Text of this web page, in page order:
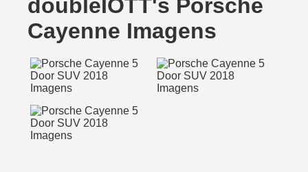
doubleIOTT's Porsche
Cayenne Imagens